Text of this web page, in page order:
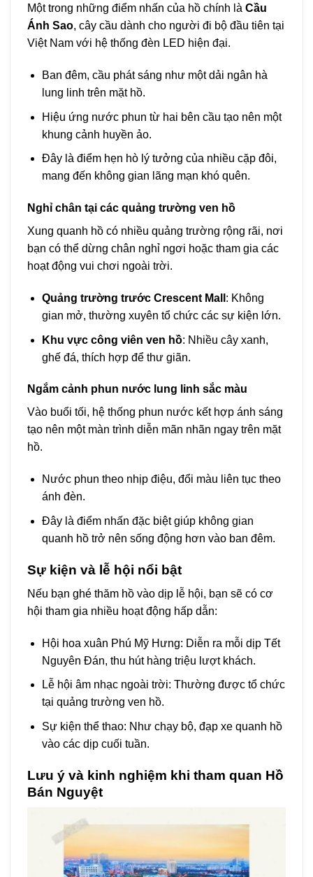
Một trong những điểm nhấn của hồ chính là Cầu
Ánh Sao, cây cầu dành cho người đi bộ đầu tiên tại
Việt Nam với hệ thống đèn LED hiện đại.
Ban đêm, cầu phát sáng như một dải ngân hà
lung linh trên mặt hồ.
Hiệu ứng nước phun từ hai bên cầu tạo nên một
khung cảnh huyền ảo.
Đây là điểm hẹn hò lý tưởng của nhiều cặp đôi,
mang đến không gian lãng mạn khó quên.
Nghỉ chân tại các quảng trường ven hồ
Xung quanh hồ có nhiều quảng trường rộng rãi, nơi
bạn có thể dừng chân nghỉ ngơi hoặc tham gia các
hoạt động vui chơi ngoài trời.
Quảng trường trước Crescent Mall : Không
gian mở, thường xuyên tổ chức các sự kiện lớn.
Khu vực công viên ven hồ: Nhiều cây xanh,
ghế đá, thích hợp để thư giãn.
Ngắm cảnh phun nước lung linh sắc màu
Vào buổi tối, hệ thống phun nước kết hợp ánh sáng
tạo nên một màn trình diễn mãn nhãn ngay trên mặt
hồ.
Nước phun theo nhịp điệu, đổi màu liên tục theo
ánh đèn.
Đây là điểm nhấn đặc biệt giúp không gian
quanh hồ trở nên sống động hơn vào ban đêm.
Sự kiện và lễ hội nổi bật
Nếu bạn ghé thăm hồ vào dịp lễ hội, bạn sẽ có cơ
hội tham gia nhiều hoạt động hấp dẫn:
Hội hoa xuân Phú Mỹ Hưng: Diễn ra mỗi dịp Tết
Nguyên Đán, thu hút hàng triệu lượt khách.
Lễ hội âm nhạc ngoài trời: Thường được tổ chức
tại quảng trường ven hồ.
Sự kiện thể thao: Như chạy bộ, đạp xe quanh hồ
vào các dịp cuối tuần.
Lưu ý và kinh nghiệm khi tham quan Hồ
Bán Nguyệt